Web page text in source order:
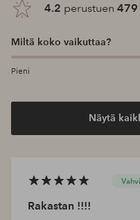
4.2 perustuen 479
Miltä koko vaikuttaa?
Pieni
Näytä
Rakastan !!!!